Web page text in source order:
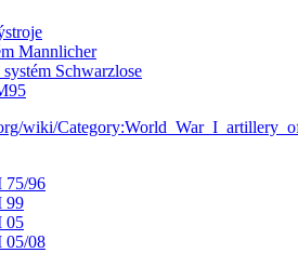
Mannlicher
Schwarzlose
wiki/
75/96
99
05
05/08